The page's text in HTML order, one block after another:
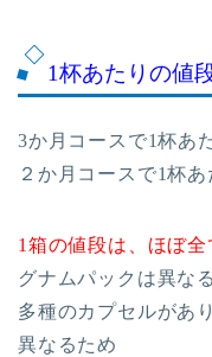
1杯あたりの値
3か月コースで1杯あ
２か月コースで1杯あ
1箱の値段は、ほぼ全
グナムパックは異なる
多種のカプセルがあ
異なるため